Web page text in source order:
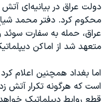
دولت عراق در بیانیه‌ای
محکوم کرد. دفتر محمد
عراق، حمله به سفارت
متعهد شد از اماکن
اما بغداد همچنین اعلام
است که هرگونه تکرار آتش